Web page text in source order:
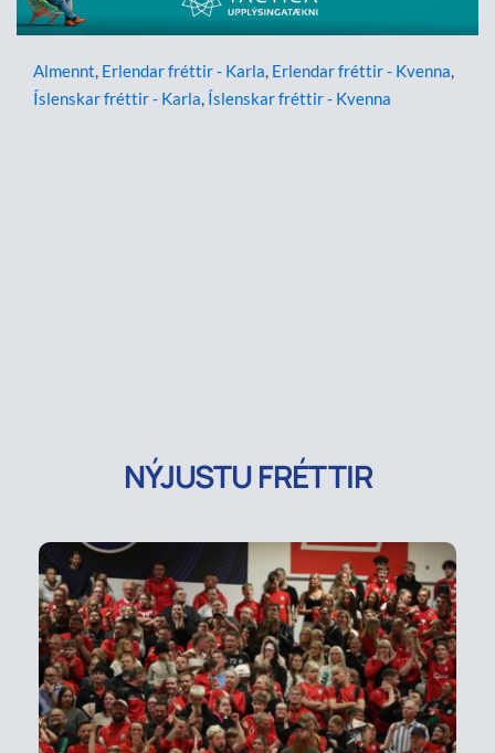
Almennt, Erlendar fréttir - Karla, Erlendar fréttir - Kvenna,
Íslenskar fréttir - Karla, Íslenskar fréttir - Kvenna
NÝJUSTU FRÉTTIR